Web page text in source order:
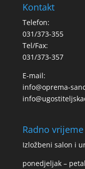
Kontakt
Telefon:
031/373-355
Tel/Fax:
031/373-357
E-mail:
info@oprema-
Radno vrijeme
Izložbeni salon i
ponedjeljak –